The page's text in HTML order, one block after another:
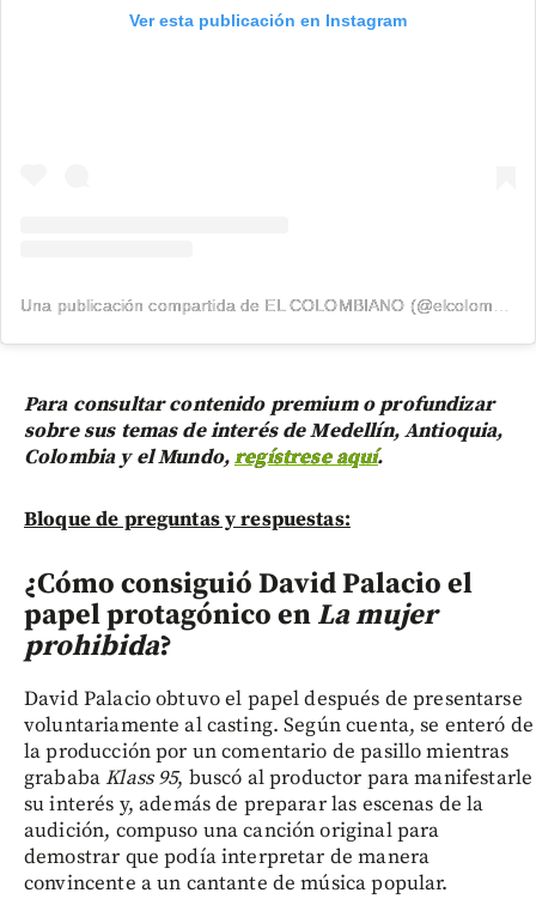
Ver esta publicación en Instagram
Una publicación compartida de EL COLOMBIANO (@elcolombiano_)
Para consultar contenido premium o profundizar
sobre sus temas de interés de Medellín, Antioquia,
Colombia y el Mundo,regístrese aquí.
Bloque de preguntas y respuestas:
¿Cómo consiguió David Palacio el
papel protagónico en La mujer
prohibida?
David Palacio obtuvo el papel después de presentarse
voluntariamente al casting. Según cuenta, se enteró de
la producción por un comentario de pasillo mientras
grababaKlass 95, buscó al productor para manifestarle
su interés y, además de preparar las escenas de la
audición, compuso una canción original para
demostrar que podía interpretar de manera
convincente a un cantante de música popular.